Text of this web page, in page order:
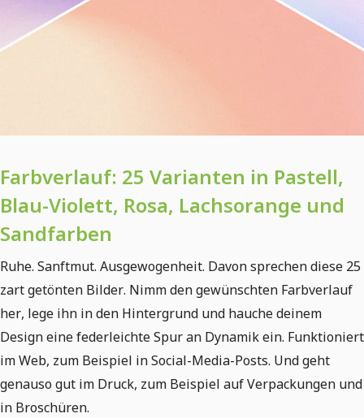
Farbverlauf: 25 Varianten in Pastell,
Blau-Violett, Rosa, Lachsorange und
Sandfarben
Ruhe. Sanftmut. Ausgewogenheit. Davon sprechen diese 25
zart getönten Bilder. Nimm den gewünschten Farbverlauf
her, lege ihn in den Hintergrund und hauche deinem
Design eine federleichte Spur an Dynamik ein. Funktioniert
im Web, zum Beispiel in Social-Media-Posts. Und geht
genauso gut im Druck, zum Beispiel auf Verpackungen und
in Broschüren.